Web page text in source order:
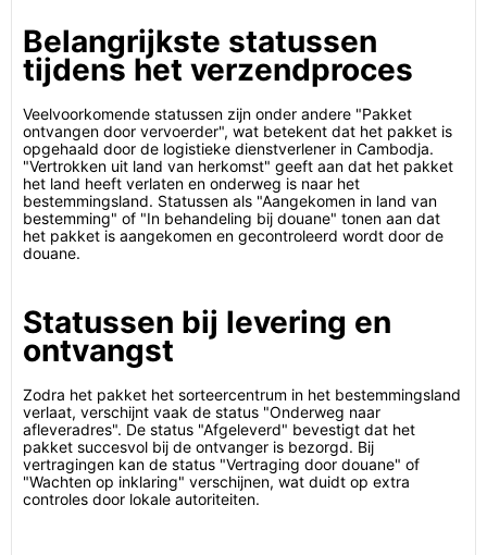
Belangrijkste statussen
tijdens het verzendproces
Veelvoorkomende statussen zijn onder andere "Pakket
ontvangen door vervoerder", wat betekent dat het pakket is
opgehaald door de logistieke dienstverlener in Cambodja.
"Vertrokken uit land van herkomst" geeft aan dat het pakket
het land heeft verlaten en onderweg is naar het
bestemmingsland. Statussen als "Aangekomen in land van
bestemming" of "In behandeling bij douane" tonen aan dat
het pakket is aangekomen en gecontroleerd wordt door de
douane.
Statussen bij levering en
ontvangst
Zodra het pakket het sorteercentrum in het bestemmingsland
verlaat, verschijnt vaak de status "Onderweg naar
afleveradres". De status "Afgeleverd" bevestigt dat het
pakket succesvol bij de ontvanger is bezorgd. Bij
vertragingen kan de status "Vertraging door douane" of
"Wachten op inklaring" verschijnen, wat duidt op extra
controles door lokale autoriteiten.